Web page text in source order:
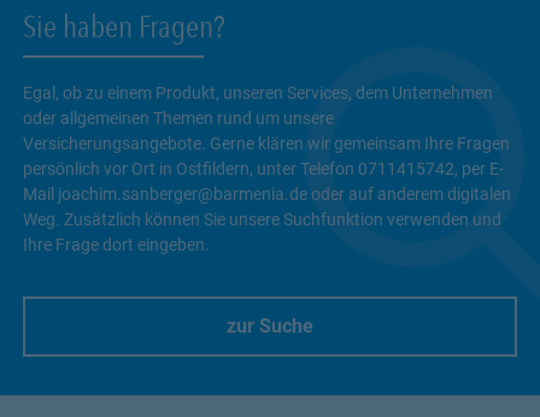
Sie haben Fragen?
Egal, ob zu einem Produkt, unseren Services, dem Unternehmen
oder allgemeinen Themen rund um unsere
Versicherungsangebote. Gerne klären wir gemeinsam Ihre Fragen
persönlich vor Ort in Ostfildern, unter Telefon 0711415742, per E-
Mail joachim.sanberger@barmenia.de oder auf anderem digitalen
Weg. Zusätzlich können Sie unsere Suchfunktion verwenden und
Ihre Frage dort eingeben.
zur Suche